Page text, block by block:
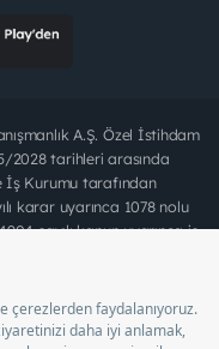
A.Ş. Özel İstihdam
2028 tarihleri arasında
İş Kurumu tarafından
karar uyarınca 1078 nolu
sayılı kanun uyarınca iş